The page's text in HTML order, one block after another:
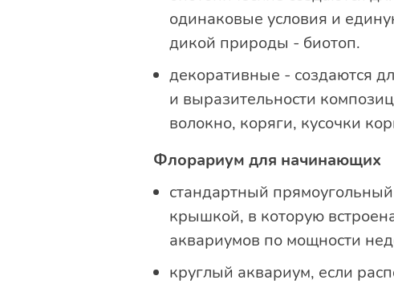
одинаковые условия и
дикой природы - биотоп.
декоративные - создаются
и выразительности
волокно, коряги, кусочки
Флорариум для начинающих
стандартный
крышкой, в которую
аквариумов по мощности
круглый аквариум, если